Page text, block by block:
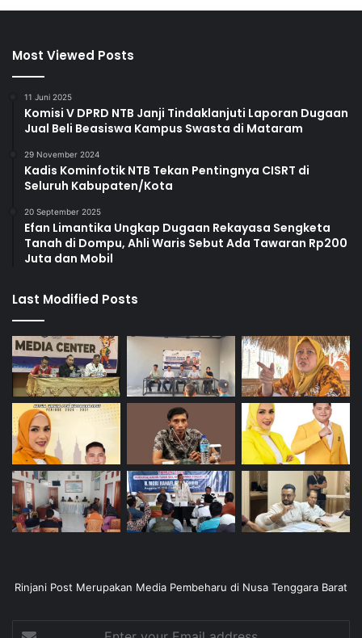
Most Viewed Posts
11 Juni 2025
Komisi V DPRD NTB Janji Tindaklanjuti Laporan Dugaan
Jual Beli Beasiswa Kampus Swasta di Mataram
29 November 2024
Kadis Kominfotik NTB Tekan Pentingnya CISRT di
Seluruh Kabupaten/Kota
20 September 2025
Efan Limantika Ungkap Dugaan Rekayasa Sengketa
Tanah di Dompu, Ahli Waris Sebut Ada Tawaran Rp200
Juta dan Mobil
Last Modified Posts
Rinjani Post Merupakan Media Pembeharu di Nusa Tenggara Barat